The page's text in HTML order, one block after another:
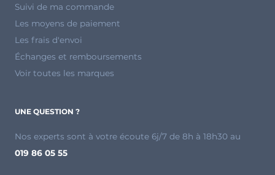
Suivi de ma commande
Les moyens de paiement
Les frais d'envoi
Échanges et remboursements
Voir toutes les marques
UNE QUESTION ?
Nos experts sont à votre écoute 6j/7 de 8h à 18h30 au
019 86 05 55